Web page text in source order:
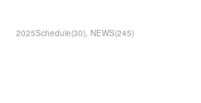
2025Schedule(30) NEWS(245)